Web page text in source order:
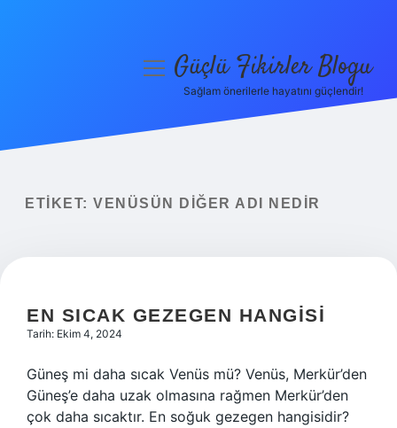
Yasal Uyarı
menüyüGüçlü Fikirler Blogu
Sağlam önerilerle hayatını güçlendir!
ETIKET: VENÜSÜN DIĞER ADI NEDIR
EN SICAK GEZEGEN HANGISI
Tarih: Ekim 4, 2024
Güneş mi daha sıcak Venüs mü? Venüs, Merkür’den
Güneş’e daha uzak olmasına rağmen Merkür’den
çok daha sıcaktır. En soğuk gezegen hangisidir?